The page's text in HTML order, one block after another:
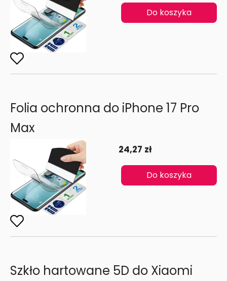
Do koszyka
Folia ochronna do iPhone 17 Pro
Max
24,27 zł
Do koszyka
Szkło hartowane 5D do Xiaomi